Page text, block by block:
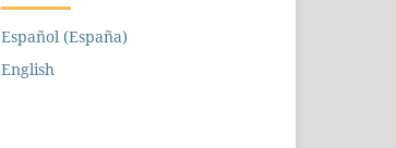
Español (España)
English